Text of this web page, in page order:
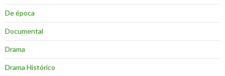
De época
Documental
Drama
Drama Histórico